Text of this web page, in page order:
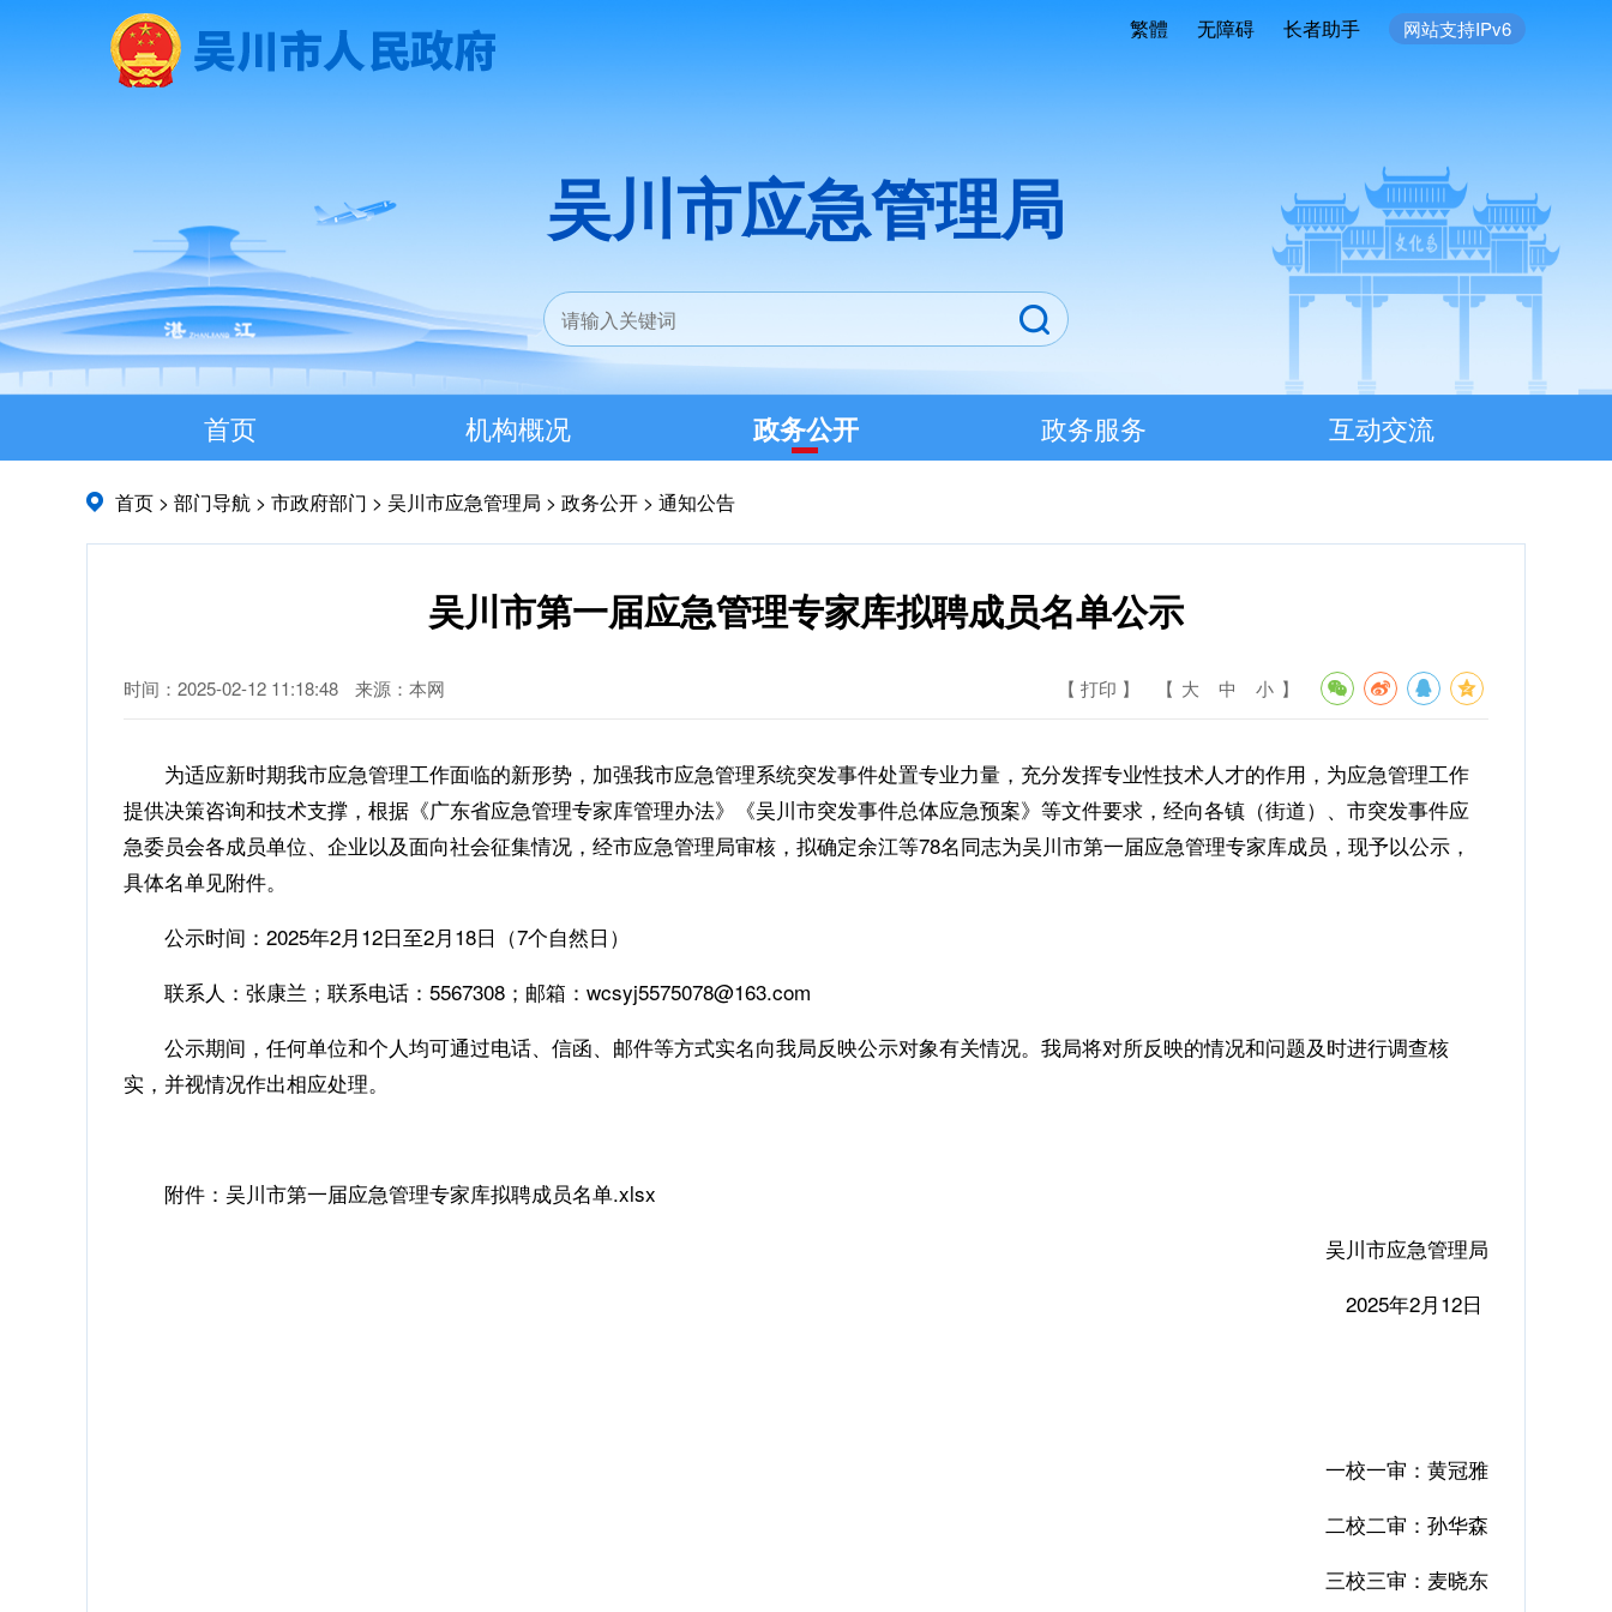
繁體 无障碍 长者助手 网站支持IPv6
吴川市应急管理局
首页 机构概况 政务公开 政务服务 互动交流
首页 > 部门导航 > 市政府部门 > 吴川市应急管理局 > 政务公开 > 通知公告
吴川市第一届应急管理专家库拟聘成员名单公示
时间：2025-02-12 11:18:48 来源：本网 【 打印 】 【 大 中 小 】
为适应新时期我市应急管理工作面临的新形势，加强我市应急管理系统突发事件处置专业力量，充分发挥专业性技术人才的作用，为应急管理工作
提供决策咨询和技术支撑，根据《广东省应急管理专家库管理办法》《吴川市突发事件总体应急预案》等文件要求，经向各镇（街道）、市突发事件应
急委员会各成员单位、企业以及面向社会征集情况，经市应急管理局审核，拟确定余江等78名同志为吴川市第一届应急管理专家库成员，现予以公示，
具体名单见附件。
公示时间：2025年2月12日至2月18日（7个自然日）
联系人：张康兰；联系电话：5567308；邮箱：wcsyj5575078@163.com
公示期间，任何单位和个人均可通过电话、信函、邮件等方式实名向我局反映公示对象有关情况。我局将对所反映的情况和问题及时进行调查核
实，并视情况作出相应处理。
附件： 吴川市第一届应急管理专家库拟聘成员名单.xlsx
吴川市应急管理局
2025年2月12日
一校一审：黄冠雅
二校二审：孙华森
三校三审：麦晓东